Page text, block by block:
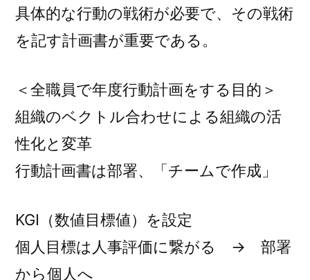
具体的な行動の戦術が必要で、その戦術
を記す計画書が重要である。
＜全職員で年度行動計画をする目的＞
組織のベクトル合わせによる組織の活
性化と変革
行動計画書は部署、「チームで作成」
KGI（数値目標値）を設定
個人目標は人事評価に繋がる → 部署
から個人へ